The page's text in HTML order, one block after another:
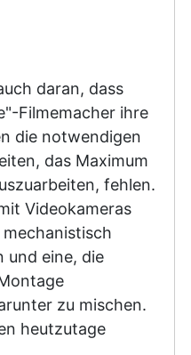
daran, dass
Filmemacher ihre
die notwendigen
das Maximum
fehlen.
Videokameras
und eine, die
zu mischen.
heutzutage